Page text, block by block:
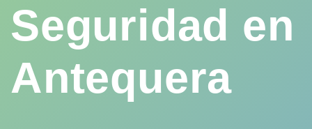
Seguridad en
Antequera